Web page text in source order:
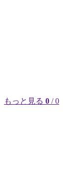
もっと見る 0 / 0